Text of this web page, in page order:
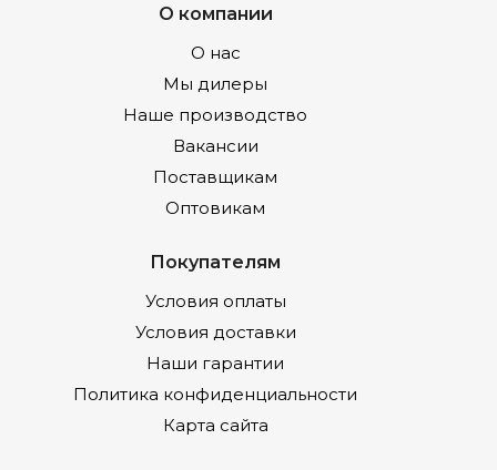
О компании
О нас
Мы дилеры
Наше производство
Вакансии
Поставщикам
Оптовикам
Покупателям
Условия оплаты
Условия доставки
Наши гарантии
Политика конфиденциальности
Карта сайта